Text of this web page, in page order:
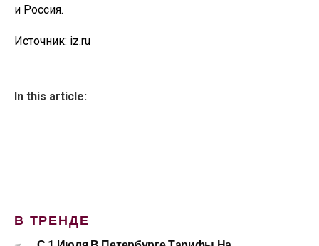
и Россия.
Источник: iz.ru
In this article:
В ТРЕНДЕ